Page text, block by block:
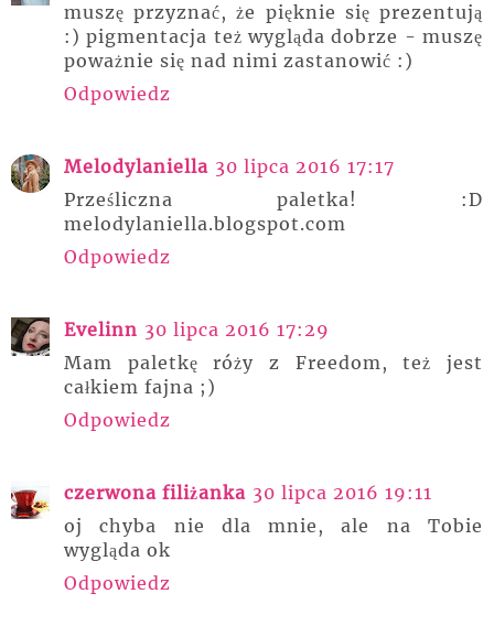
muszę przyznać, że pięknie się prezentują
:) pigmentacja też wygląda dobrze - muszę
poważnie się nad nimi zastanowić :)
Odpowiedz
Melodylaniella 30 lipca 2016 17:17
Prześliczna paletka! :D
melodylaniella.blogspot.com
Odpowiedz
Evelinn 30 lipca 2016 17:29
Mam paletkę róży z Freedom, też jest
całkiem fajna ;)
Odpowiedz
czerwona filiżanka 30 lipca 2016 19:11
oj chyba nie dla mnie, ale na Tobie
wygląda ok
Odpowiedz